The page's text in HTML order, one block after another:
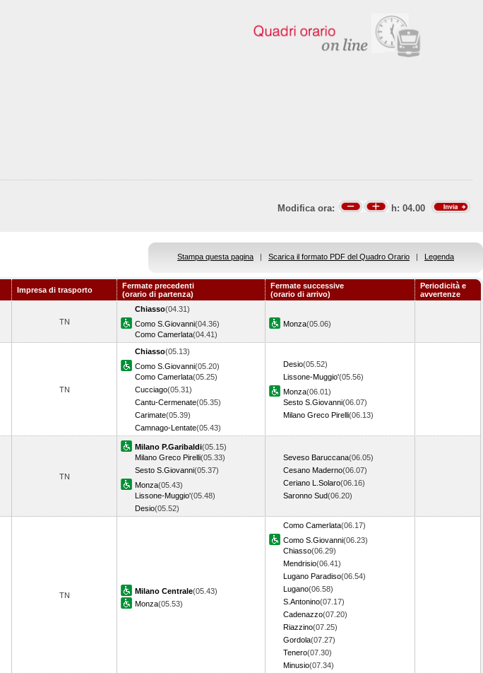
Modifica ora: h: 04.00
Stampa questa pagina | Scarica il formato PDF del Quadro Orario | Legenda
Impresa di trasporto
Fermate precedenti
(orario di partenza)
Fermate successive
(orario di arrivo)
Periodicità e
avvertenze
TN
Chiasso(04.31)
Como S.Giovanni(04.36)
Como Camerlata(04.41)
Monza(05.06)
TN
Chiasso(05.13)
Como S.Giovanni(05.20)
Como Camerlata(05.25)
Cucciago(05.31)
Cantu-Cermenate(05.35)
Carimate(05.39)
Camnago-Lentate(05.43)
Desio(05.52)
Lissone-Muggio'(05.56)
Monza(06.01)
Sesto S.Giovanni(06.07)
Milano Greco Pirelli(06.13)
TN
Milano P.Garibaldi(05.15)
Milano Greco Pirelli(05.33)
Sesto S.Giovanni(05.37)
Monza(05.43)
Lissone-Muggio'(05.48)
Desio(05.52)
Seveso Baruccana(06.05)
Cesano Maderno(06.07)
Ceriano L.Solaro(06.16)
Saronno Sud(06.20)
TN Milano Centrale(05.43)
Monza(05.53)
Como Camerlata(06.17)
Como S.Giovanni(06.23)
Chiasso(06.29)
Mendrisio(06.41)
Lugano Paradiso(06.54)
Lugano(06.58)
S.Antonino(07.17)
Cadenazzo(07.20)
Riazzino(07.25)
Gordola(07.27)
Tenero(07.30)
Minusio(07.34)